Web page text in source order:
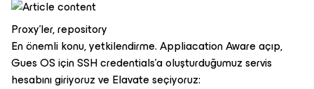
Proxy'ler, repository
En önemli konu, yetkilendirme. Appliacation Aware açıp,
Gues OS için SSH credentials'a oluşturduğumuz servis
hesabını giriyoruz ve Elavate seçiyoruz: